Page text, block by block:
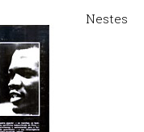
Nestes